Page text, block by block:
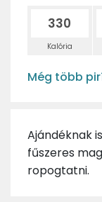
330
Kalória
Még több
Ajándéknak
fűszeres
ropogtatni.